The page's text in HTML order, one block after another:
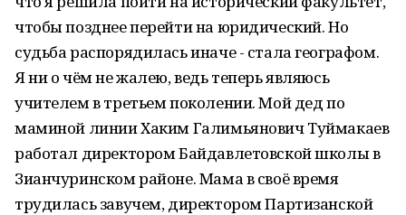
чтобы позднее перейти на юридический. Но
судьба распорядилась иначе - стала географом.
Я ни о чём не жалею, ведь теперь являюсь
учителем в третьем поколении. Мой дед по
маминой линии Хаким Галимьянович Туймакаев
работал директором Байдавлетовской школы в
Зианчуринском районе. Мама в своё время
трудилась завучем, директором Партизанской